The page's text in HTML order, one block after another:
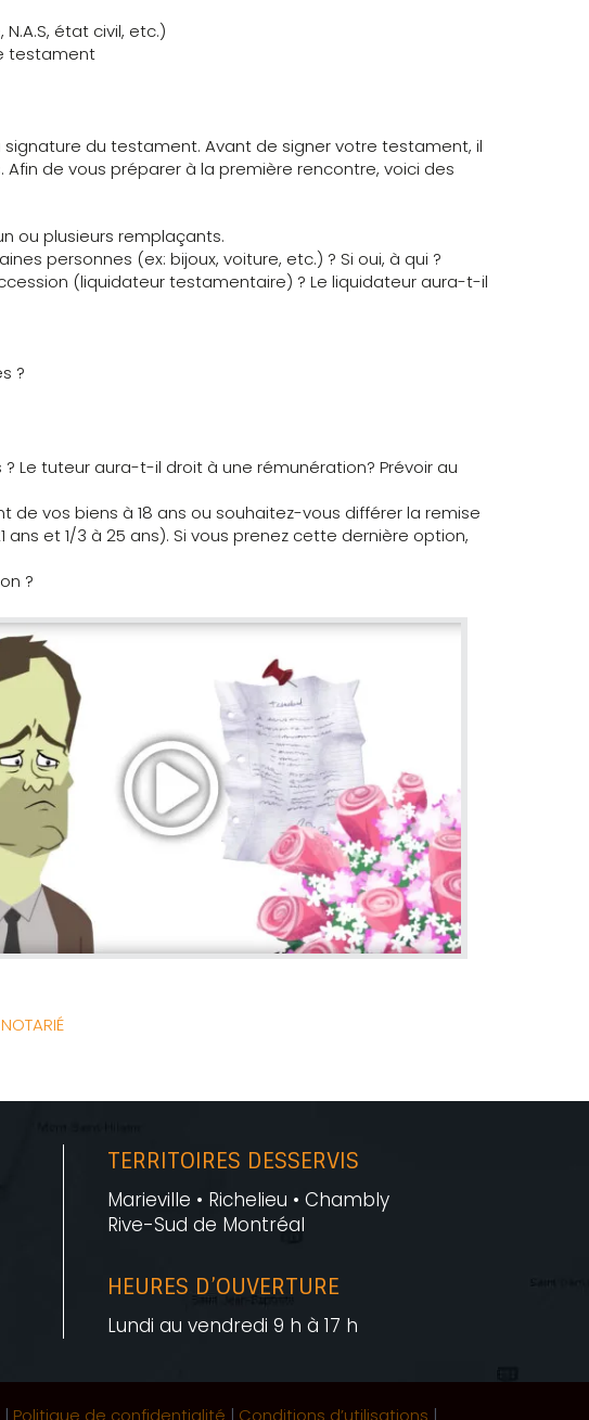
état civil, etc.)
testament
du testament. Avant de signer votre testament, il
de vous préparer à la première rencontre, voici des
ou plusieurs remplaçants.
personnes (ex: bijoux, voiture, etc.) ? Si oui, à qui ?
(liquidateur testamentaire) ? Le liquidateur aura-t-il
?
Le tuteur aura-t-il droit à une rémunération? Prévoir au
vos biens à 18 ans ou souhaitez-vous différer la remise
ans et 1/3 à 25 ans). Si vous prenez cette dernière option,
?
TERRITOIRES DESSERVIS
Marieville • Richelieu • Chambly
Rive-Sud de Montréal
HEURES D’OUVERTURE
Lundi au vendredi 9 h à 17 h
Politique de confidentialité | Conditions d’utilisations |